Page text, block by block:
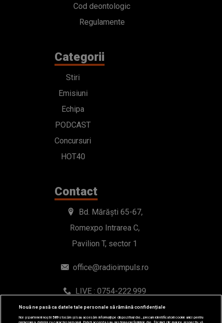
Cod deontologic
Regulamente
Categorii
Stiri
Emisiuni
Echipa
PODCAST
Concursuri
HOT40
Contact
Bd. Mărăști 65-67,
Romexpo Intrarea C,
Pavilion T, sector 1
office@radioimpuls.ro
LIVE : 0754-222.999
WhatsApp: 0754-222.999
Nouă ne pasă ca datele tale personale să rămână confidențiale
Noi și partenerii noștri589stocăm și/sau accesăm informații pe dispozitivul dvs., precum identificatorii cookie unici pentru
prelucrarea datelor cu caracter personal. Puteți accepta sau gestiona preferințele dvs. făcând clic mai jos, respectiv vă